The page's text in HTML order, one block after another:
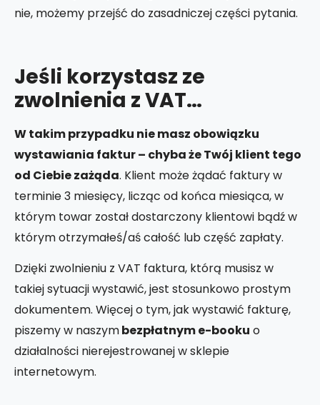
nie, możemy przejść do zasadniczej części pytania.
Jeśli korzystasz ze
zwolnienia z VAT…
W takim przypadku nie masz obowiązku
wystawiania faktur – chyba że Twój klient tego
od Ciebie zażąda. Klient może żądać faktury w
terminie 3 miesięcy, licząc od końca miesiąca, w
którym towar został dostarczony klientowi bądź w
którym otrzymałeś/aś całość lub część zapłaty.
Dzięki zwolnieniu z VAT faktura, którą musisz w
takiej sytuacji wystawić, jest stosunkowo prostym
dokumentem. Więcej o tym, jak wystawić fakturę,
piszemy w naszymbezpłatnym e-booku o
działalności nierejestrowanej w sklepie
internetowym.